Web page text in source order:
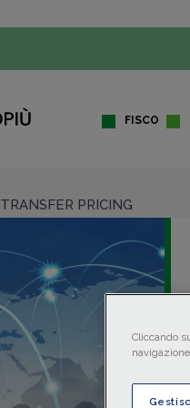
FISCO
TRANSFER PRICING
Cliccando